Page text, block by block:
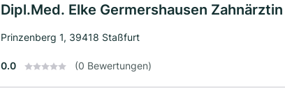
Dipl.Med. Elke Germershausen Zahnärztin
Prinzenberg 1, 39418 Staßfurt
0.0 (0 Bewertungen)